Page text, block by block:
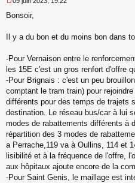
e
s
a
e
n
o
n
l
u
Bonsoir,
Il y a du bon et du moins bon dans
-Pour Vernaison entre le
les 15E c'est un gros renfort d'offre
-Pour Brignais : c'est un peu
comptant le tram train) pour
différents pour des temps de trajets
destination. Le réseau bus/car à lui
modes de rabattements différents à
répartition des 3 modes de
a Perrache,119 va à Oullins, 114 et
lisibilité et à la fréquence de l'offre,
aux hôpitaux ajoute encore de la
-Pour Saint Genis, le maillage est